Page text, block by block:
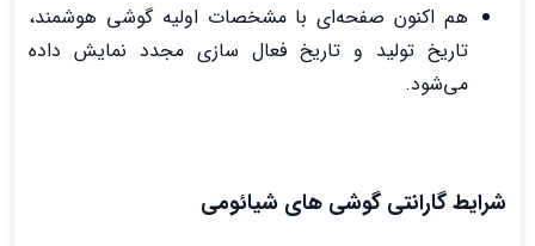
هم اکنون صفحه‌ای با مشخصات اولیه گوشی هوشمند،
تاریخ تولید و تاریخ فعال ‌سازی مجدد نمایش داده
می‌شود.
شرایط گارانتی گوشی های شیائومی